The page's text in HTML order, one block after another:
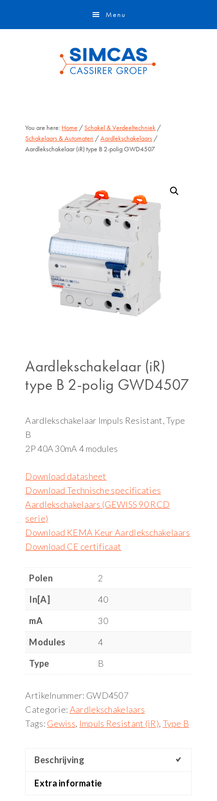
Menu
You are here: Home /Schakel & Verdeeltechniek /
Schakelaars & Automaten /Aardlekschakelaars /
Aardlekschakelaar (iR) type B 2-polig GWD4507
Aardlekschakelaar (iR)
type B 2-polig GWD4507
Aardlekschakelaar Impuls Resistant, Type
B
2P 40A 30mA 4 modules
Download datasheet
Download Technische specificaties
Aardlekschakelaars (GEWISS 90 RCD
serie)
Download KEMA Keur Aardlekschakelaars
Download CE certificaat
Polen
2
In[A]
40
mA
30
Modules
4
Type
B
Artikelnummer: GWD4507
Categorie: Aardlekschakelaars
Tags: Gewiss, Impuls Resistant (iR), Type B
Beschrijving
Extra informatie